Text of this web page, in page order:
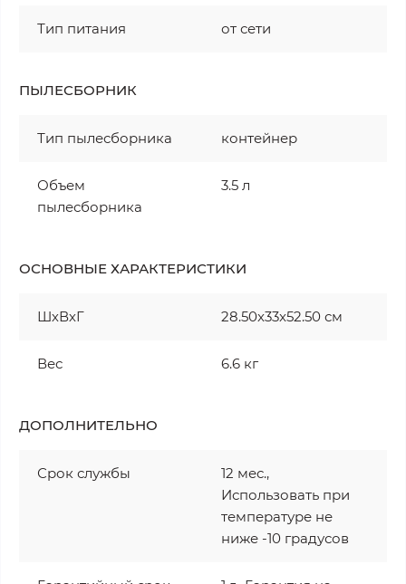
Тип питания от сети
ПЫЛЕСБОРНИК
Тип пылесборника контейнер
Объем
пылесборника
3.5 л
ОСНОВНЫЕ ХАРАКТЕРИСТИКИ
ШхВхГ 28.50x33x52.50 см
Вес 6.6 кг
ДОПОЛНИТЕЛЬНО
Срок службы
12 мес.,
Использовать при
температуре не
ниже -10 градусов